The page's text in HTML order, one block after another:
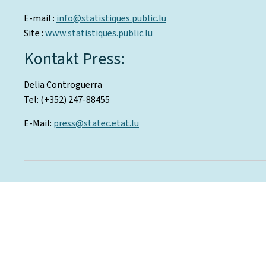
E-mail : info@statistiques.public.lu
Site :www.statistiques.public.lu
Kontakt Press:
Delia Controguerra
Tel: (+352) 247-88455
E-Mail: press@statec.etat.lu